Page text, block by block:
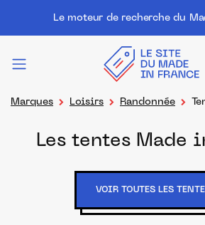
Le moteur de recherche du
Marques Loisirs Randonnée
Les tentes Made
VOIR TOUTES LES